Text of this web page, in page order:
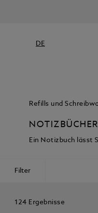
DE
Refills und
Ein Notizbuch lässt
Filter
124 Ergebnisse